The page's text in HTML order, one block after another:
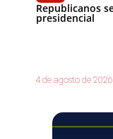
Republicanos
presidencial
4 de agosto de 2026